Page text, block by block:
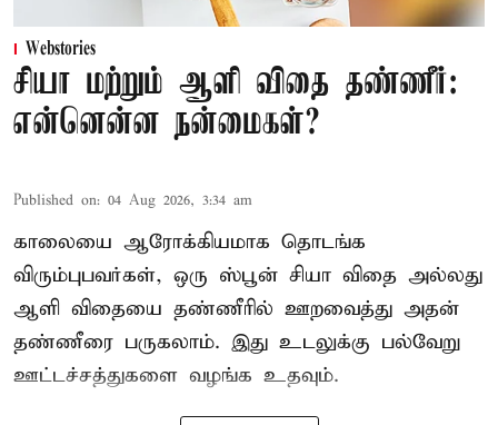
Webstories
சியா மற்றும் ஆளி விதை தண்ணீர்:
என்னென்ன நன்மைகள்?
Published on: 04 Aug 2026, 3:34 am
காலையை ஆரோக்கியமாக தொடங்க
விரும்புபவர்கள், ஒரு ஸ்பூன் சியா விதை அல்லது
ஆளி விதையை தண்ணீரில் ஊறவைத்து அதன்
தண்ணீரை பருகலாம். இது உடலுக்கு பல்வேறு
ஊட்டச்சத்துகளை வழங்க உதவும்.